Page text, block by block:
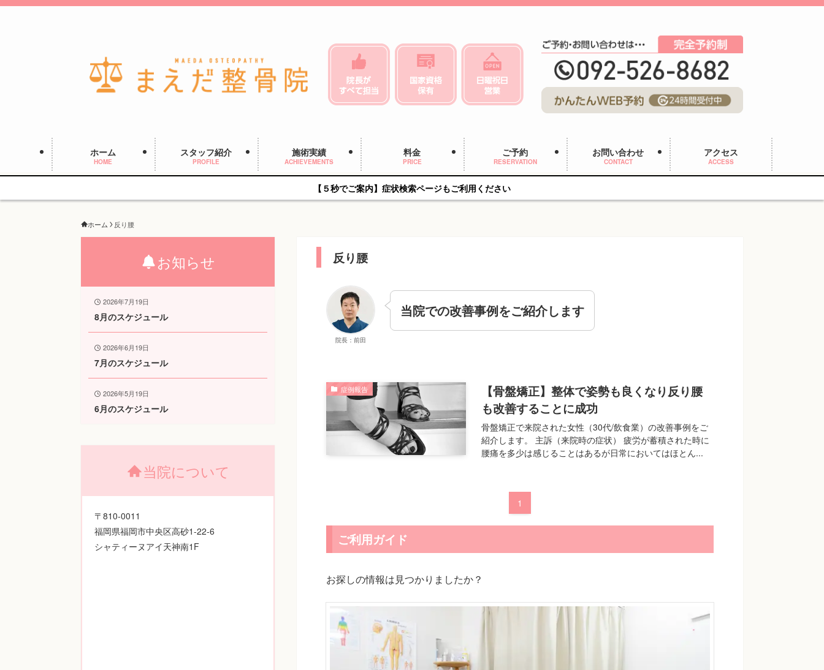
ホーム
HOME
スタッフ紹介
PROFILE
施術実績
ACHIEVEMENTS
料金
PRICE
ご予約
RESERVATION
お問い合わせ
CONTACT
アクセス
ACCESS
【５秒でご案内】症状検索ページもご利用ください
ホーム 反り腰
反り腰
院長：前田
当院での改善事例をご紹介します
症例報告
【骨盤矯正】整体で姿勢も良くなり反り腰
も改善することに成功
骨盤矯正で来院された女性（30代/飲食業）の改善事例をご
紹介します。 主訴（来院時の症状） 疲労が蓄積された時に
腰痛を多少は感じることはあるが日常においてはほとん...
1
ご利用ガイド
お探しの情報は見つかりましたか？
お知らせ
2026年7月19日
8月のスケジュール
2026年6月19日
7月のスケジュール
2026年5月19日
6月のスケジュール
当院について
〒810-0011
福岡県福岡市中央区高砂1-22-6
シャティーヌアイ天神南1F